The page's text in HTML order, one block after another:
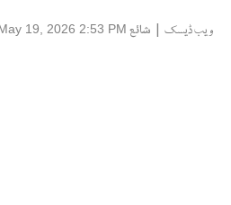
ویب ڈیسک | شائع 19, 2026 2:53 PM